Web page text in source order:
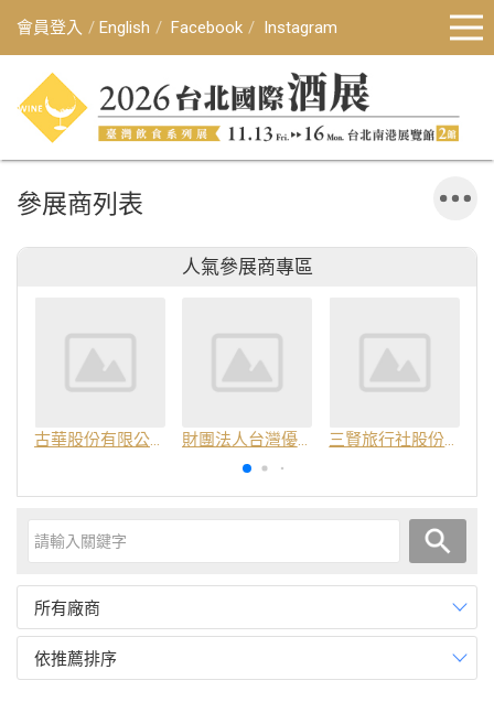
會員登入 English Facebook Instagram
參展商列表
人氣參展商專區
古華股份有限公司 財團法人台灣優良農產品發展協會 三賢旅行社股份有限公司
所有廠商
依推薦排序